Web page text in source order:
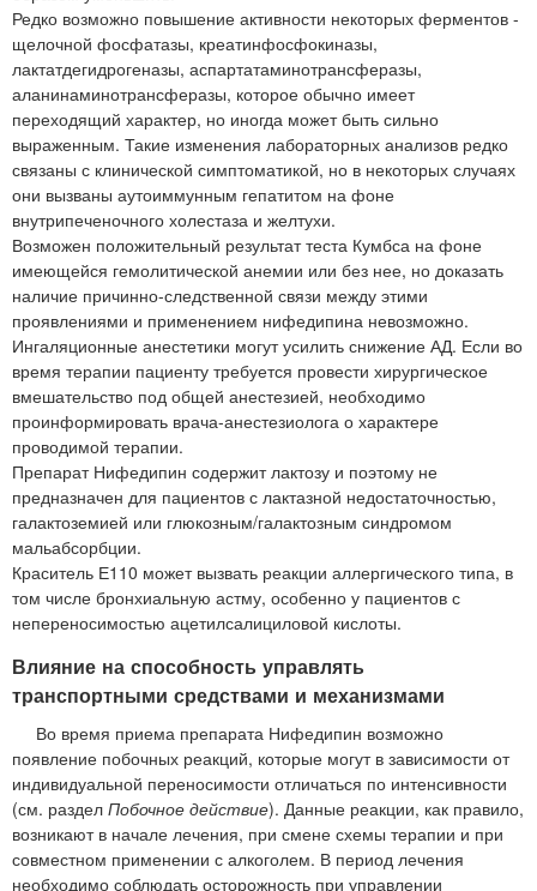
Редко возможно повышение активности некоторых ферментов -
щелочной фосфатазы, креатинфосфокиназы,
лактатдегидрогеназы, аспартатаминотрансферазы,
аланинаминотрансферазы, которое обычно имеет
переходящий характер, но иногда может быть сильно
выраженным. Такие изменения лабораторных анализов редко
связаны с клинической симптоматикой, но в некоторых случаях
они вызваны аутоиммунным гепатитом на фоне
внутрипеченочного холестаза и желтухи.
Возможен положительный результат теста Кумбса на фоне
имеющейся гемолитической анемии или без нее, но доказать
наличие причинно-следственной связи между этими
проявлениями и применением нифедипина невозможно.
Ингаляционные анестетики могут усилить снижение АД. Если во
время терапии пациенту требуется провести хирургическое
вмешательство под общей анестезией, необходимо
проинформировать врача-анестезиолога о характере
проводимой терапии.
Препарат Нифедипин содержит лактозу и поэтому не
предназначен для пациентов с лактазной недостаточностью,
галактоземией или глюкозным/галактозным синдромом
мальабсорбции.
Краситель Е110 может вызвать реакции аллергического типа, в
том числе бронхиальную астму, особенно у пациентов с
непереносимостью ацетилсалициловой кислоты.
Влияние на способность управлять
транспортными средствами и механизмами
Во время приема препарата Нифедипин возможно
появление побочных реакций, которые могут в зависимости от
индивидуальной переносимости отличаться по интенсивности
(см. раздел Побочное действие). Данные реакции, как правило,
возникают в начале лечения, при смене схемы терапии и при
совместном применении с алкоголем. В период лечения
необходимо соблюдать осторожность при управлении